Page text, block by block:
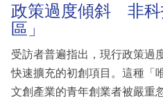
政策過度傾斜 非科
區」
受訪者普遍指出，現行政策過
快速擴充的初創項目。這種「
文創產業的青年創業者被嚴重